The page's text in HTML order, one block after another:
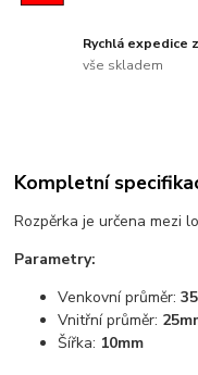
Rychlá expedice
vše skladem
Kompletní
Rozpěrka je určena mezi
Parametry:
Venkovní průměr:
Vnitřní průměr:
Šířka: 10mm